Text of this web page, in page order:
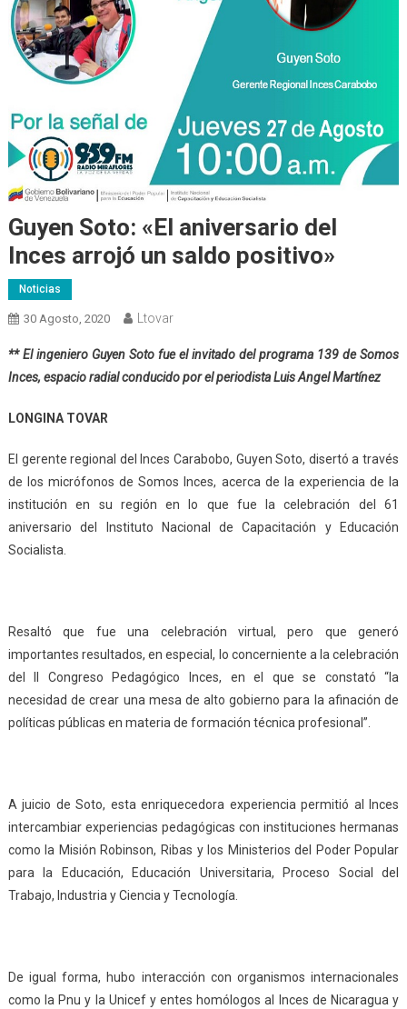
Guyen Soto: «El aniversario del
Inces arrojó un saldo positivo»
Noticias
30 Agosto, 2020 Ltovar
** El ingeniero Guyen Soto fue el invitadodel programa 139 de Somos
Inces, espacio radial conducido por el periodista Luis Angel Martínez
LONGINA TOVAR
El gerente regional del Inces Carabobo, Guyen Soto, disertó a través
de los micrófonos de Somos Inces, acerca de la experiencia de la
institución en su región en lo que fue la celebración del 61
aniversario del Instituto Nacional de Capacitación y Educación
Socialista.
Resaltó que fue una celebración virtual, pero que generó
importantes resultados, en especial, lo concerniente a la celebración
del II Congreso Pedagógico Inces, en el que se constató “la
necesidad de crear una mesa de alto gobierno para la afinación de
políticas públicas en materia de formación técnica profesional”.
A juicio de Soto, esta enriquecedora experiencia permitió al Inces
intercambiar experiencias pedagógicas con instituciones hermanas
como la Misión Robinson, Ribas y los Ministerios del Poder Popular
para la Educación, Educación Universitaria, Proceso Social del
Trabajo, Industria y Ciencia y Tecnología.
De igual forma, hubo interacción con organismos internacionales
como la Pnu y la Unicef y entes homólogos al Inces de Nicaragua y